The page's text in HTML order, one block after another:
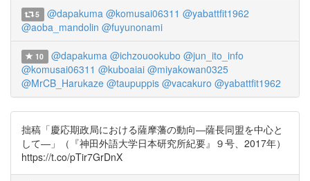
5 @dapakuma @komusai06311 @yabattfit1962
@aoba_mandolin @fuyunonami
10 @dapakuma @ichzouookubo @jun_ito_info
@komusai06311 @kuboaiai @miyakowan0325
@MrCB_Harukaze @taupuppis @vacakuro @yabattfit1962
拙稿「慶応期政局における薩摩藩の動向―薩長同盟を中心と
して―」（『神田外語大学日本研究所紀要』９号、2017年）
https://t.co/pTir7GrDnX